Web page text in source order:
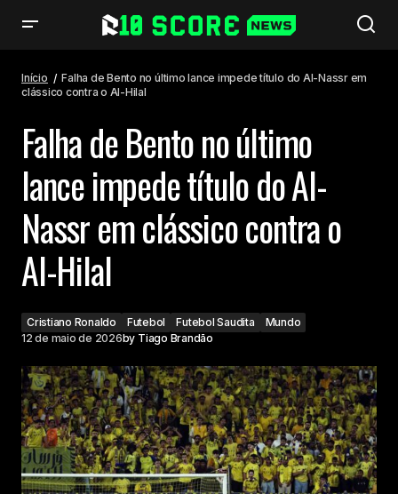
contra o Al-Hilal
Início
Falha de Bento no último lance impede título do Al-Nassr em
clássico contra o Al-Hilal
Falha de Bento no último
lance impede título do Al-
Nassr em clássico contra o
Al-Hilal
Cristiano Ronaldo Futebol Futebol Saudita
Mundo
12 de maio de 2026by Tiago Brandão